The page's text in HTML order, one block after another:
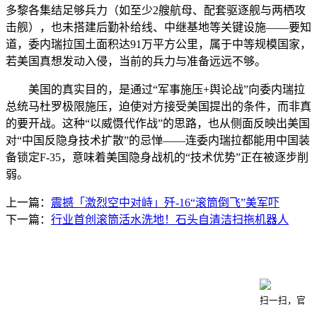
多黎各集结足够兵力（如至少2艘航母、配套驱逐舰与两栖攻
击舰），也未搭建后勤补给线、中继基地等关键设施——要知
道，委内瑞拉国土面积达91万平方公里，属于中等规模国家，
若美国真想发动入侵，当前的兵力与准备远远不够。
美国的真实目的，是通过“军事施压+舆论战”向委内瑞拉
总统马杜罗极限施压，迫使对方接受美国提出的条件，而非真
的要开战。这种“以威慑代作战”的思路，也从侧面反映出美国
对“中国反隐身技术扩散”的忌惮——连委内瑞拉都能用中国装
备锁定F-35，意味着美国隐身战机的“技术优势”正在被逐步削
弱。
上一篇： 震撼「激烈空中对峙」歼-16“滚筒倒飞”美军吓
下一篇： 行业首创滚筒活水洗地！石头自清洁扫拖机器人
扫一扫，官